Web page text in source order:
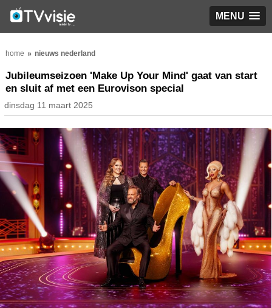
MENU
home nieuws nederland
Jubileumseizoen 'Make Up Your Mind' gaat van start
en sluit af met een Eurovison special
dinsdag 11 maart 2025